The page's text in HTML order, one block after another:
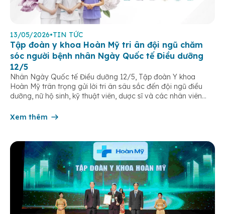
13/05/2026•TIN TỨC
Tập đoàn y khoa Hoàn Mỹ tri ân đội ngũ chăm
sóc người bệnh nhân Ngày Quốc tế Điều dưỡng
12/5
Nhân Ngày Quốc tế Điều dưỡng 12/5, Tập đoàn Y khoa
Hoàn Mỹ trân trọng gửi lời tri ân sâu sắc đến đội ngũ điều
dưỡng, nữ hộ sinh, kỹ thuật viên, dược sĩ và các nhân viên
âm thầm đồng hành trên […]
Xem thêm